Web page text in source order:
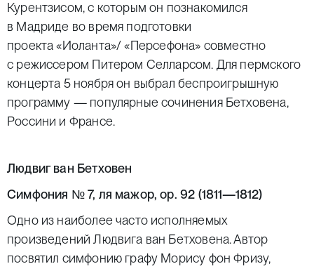
Курентзисом, с которым он познакомился
в Мадриде во время подготовки
проекта«Иоланта»/ «Персефона» совместно
с режиссером Питером Селларсом. Для пермского
концерта 5 ноября он выбрал беспроигрышную
программу — популярные сочинения Бетховена,
Россини и Франсе.
Людвиг ван Бетховен
Симфония № 7, ля мажор, op. 92 (1811—1812)
Одно из наиболее часто исполняемых
произведений Людвига ван Бетховена. Автор
посвятил симфонию графу Морису фон Фризу,